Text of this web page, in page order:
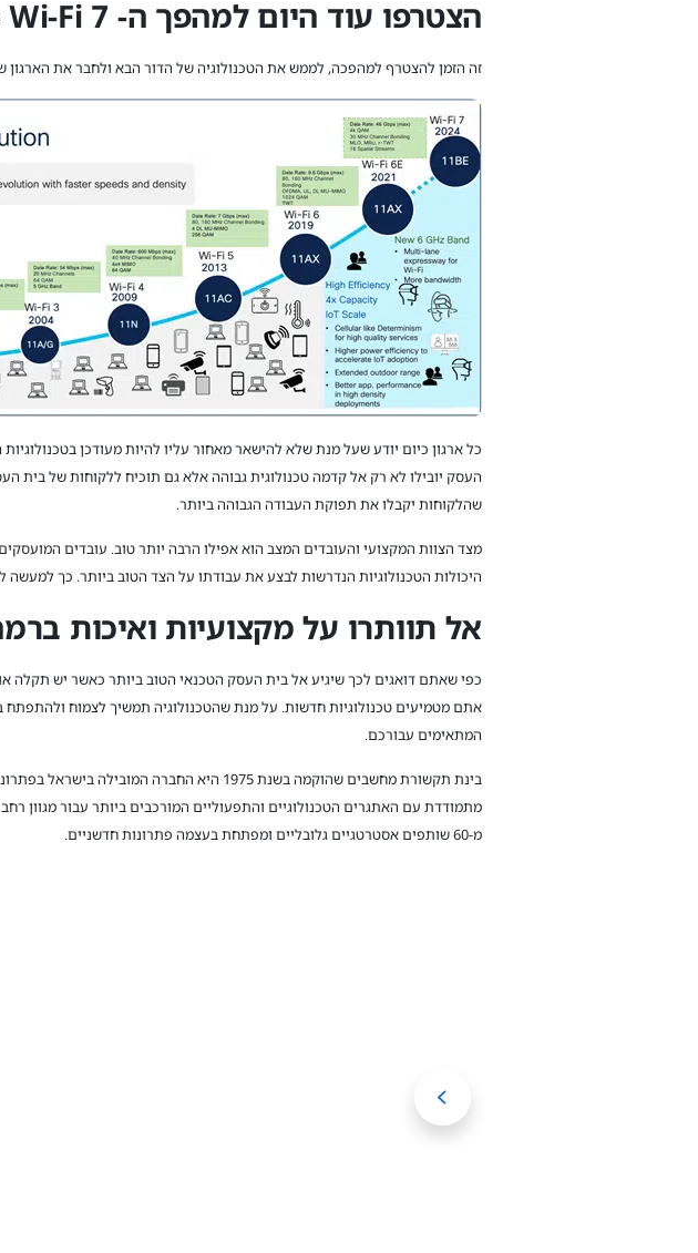
הצטרפו עוד היום למהפך ה- Wi-Fi 7
זה הזמן להצטרף למהפכה, לממש את הטכנולוגיה של הדור הבא ולחבר את
העסק יובילו לא רק אל קדמה טכנולוגית גבוהה אלא גם תוכיח ללקוחות של
שהלקוחות יקבלו את תפוקת העבודה הגבוהה ביותר.
מצד הצוות המקצועי והעובדים המצב הוא אפילו הרבה יותר טוב. עובדים
היכולות הטכנולוגיות הנדרשות לבצע את עבודתו על הצד הטוב ביותר. כך
אל תוותרו על מקצועיות ואיכות
כפי שאתם דואגים לכך שיגיע אל בית העסק הטכנאי הטוב ביותר כאשר יש
אתם מטמיעים טכנולוגיות חדשות. על מנת שהטכנולוגיה תמשיך לצמוח ולהתפתח
המתאימים עבורכם.
בינת תקשורת מחשבים שהוקמה בשנת 1975 היא
מתמודדת עם האתגרים הטכנולוגיים והתפעוליים המורכבים ביותר עבור
מ-60 שותפים אסטרטגיים גלובליים ומפתחת בעצמה פתרונות חדשניים.